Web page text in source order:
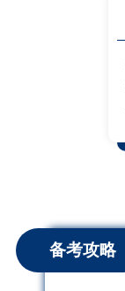
备考攻略